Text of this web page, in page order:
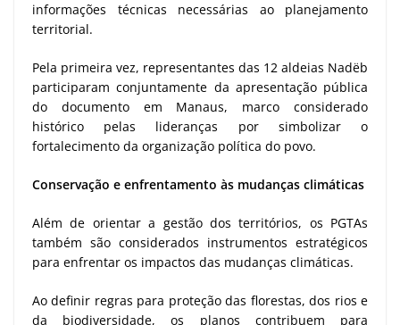
informações técnicas necessárias ao planejamento
territorial.
Pela primeira vez, representantes das 12 aldeias Nadëb
participaram conjuntamente da apresentação pública
do documento em Manaus, marco considerado
histórico pelas lideranças por simbolizar o
fortalecimento da organização política do povo.
Conservação e enfrentamento às mudanças climáticas
Além de orientar a gestão dos territórios, os PGTAs
também são considerados instrumentos estratégicos
para enfrentar os impactos das mudanças climáticas.
Ao definir regras para proteção das florestas, dos rios e
da biodiversidade, os planos contribuem para